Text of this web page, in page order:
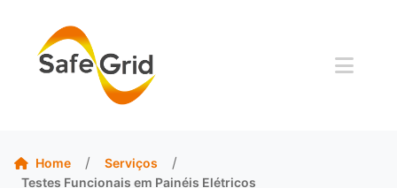
Home / Serviços /
Testes Funcionais em Painéis Elétricos